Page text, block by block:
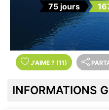
75 jours
J'AIME ? (11)
INFORMATIONS